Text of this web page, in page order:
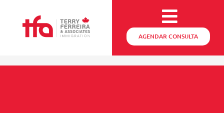
AGENDAR CONSULTA